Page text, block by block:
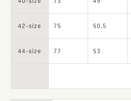
42-size 75 50.5
44-size 77 53